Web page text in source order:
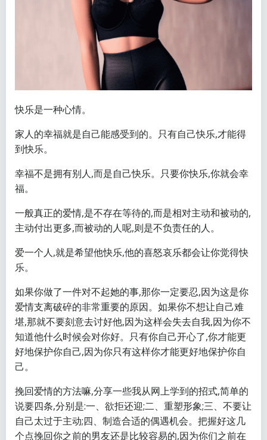
快乐是一种心情。
家人的幸福就是自己能感受到的。只有自己快乐,才能得
到快乐。
幸福不是拥有别人,而是自己快乐。只要你快乐,你就会幸
福。
一般真正的爱情,是不存在等待的,而是相对主动和被动的,
主动付出更多,而被动的人呢,则是不负责任的人。
爱一个人,就是希望他快乐,他的喜怒哀乐都会让你觉得快
乐。
如果你做了一件对不起她的事,那你一定要忍,因为这是你
爱情支离破碎的非常重要的原因。如果你不想让自己难
堪,那就不要刻意去讨好他,因为这样会失去自我,因为你不
知道他什么时候会对你好。只有你自己开心了,你才能更
好地保护你自己,因为你只有这样你才能更好地保护你自
己。
挽回爱情的方法嘛,分享一些我从网上学到的招式,简单的
说要四条,分别是:一、欲拒还迎;二、重塑形象;三、不要让
自己太过于主动;四、制造合适的偶遇机会。把握好这几
个点挽回你之前的男友还是比较容易的,因为你们之前在